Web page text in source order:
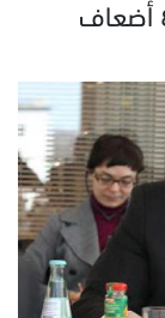
ياسين: زيادة ميزانية مراكز الشباب ٤ أضعاف